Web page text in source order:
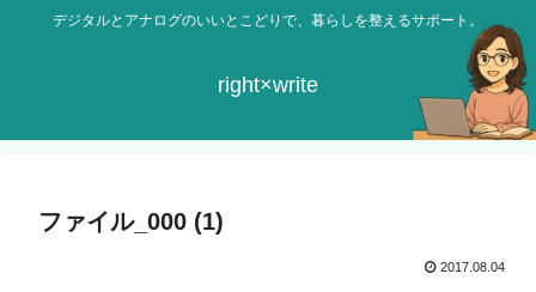
デジタルとアナログのいいとこどりで、暮らしを整えるサポート。
right×write
ファイル_000 (1)
2017.08.04